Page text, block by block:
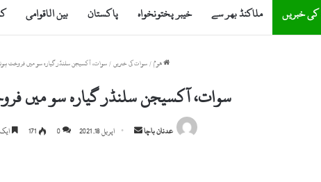
خبریں ملاکنڈ بھر سے خیبر پختونخواہ پاکستان بین الاقوامی
ھوم / سوات کی خبریں / سوات، آکسیجن سلنڈر گیارہ سو میں فروخت
سوات، آکسیجن سلنڈر گیارہ سو میں
عدنان باچا
Send اپریل 18, 2021 0
171